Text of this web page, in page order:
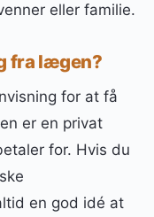
eller familie.
fra lægen?
for at få
er en privat
for. Hvis du
en god idé at